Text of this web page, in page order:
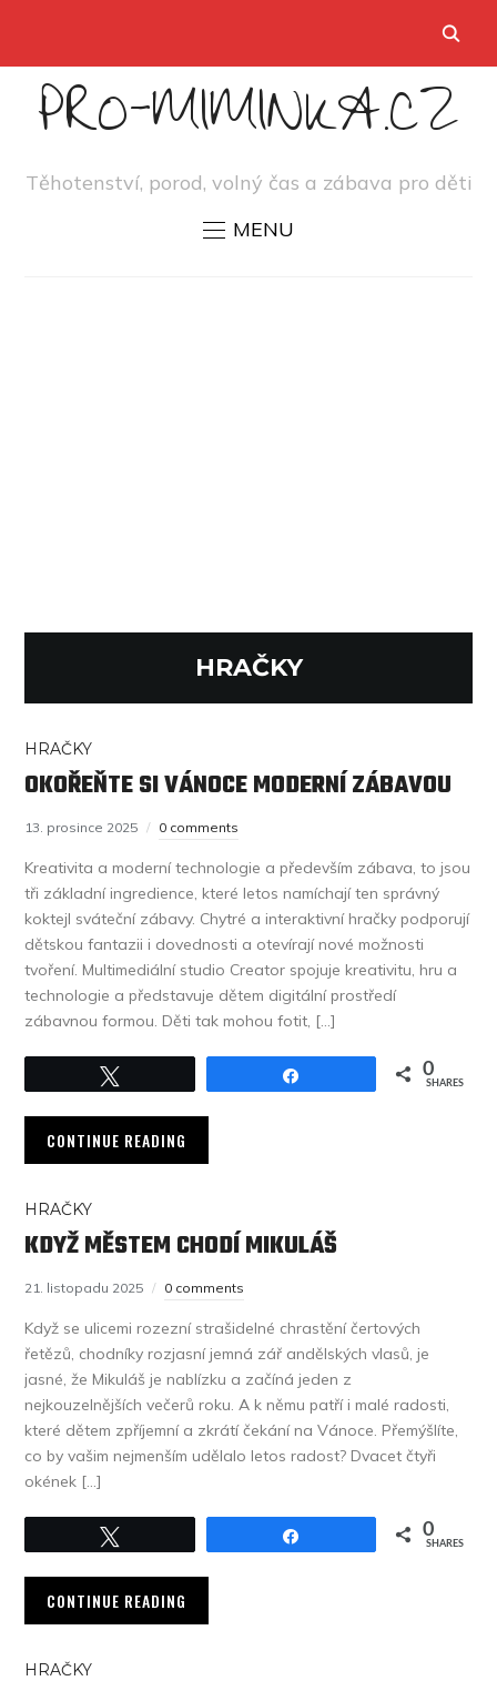
PRO-MIMINKA.CZ
Těhotenství, porod, volný čas a zábava pro děti
MENU
HRAČKY
HRAČKY
OKOŘEŇTE SI VÁNOCE MODERNÍ ZÁBAVOU
13. prosince 2025 0 comments
Kreativita a moderní technologie a především zábava, to jsou
tři základní ingredience, které letos namíchají ten správný
koktejl sváteční zábavy. Chytré a interaktivní hračky podporují
dětskou fantazii i dovednosti a otevírají nové možnosti
tvoření. Multimediální studio Creator spojuje kreativitu, hru a
technologie a představuje dětem digitální prostředí
zábavnou formou. Děti tak mohou fotit, […]
0
SHARES
CONTINUE READING
HRAČKY
KDYŽ MĚSTEM CHODÍ MIKULÁŠ
21. listopadu 2025 0 comments
Když se ulicemi rozezní strašidelné chrastění čertových
řetězů, chodníky rozjasní jemná zář andělských vlasů, je
jasné, že Mikuláš je nablízku a začíná jeden z
nejkouzelnějších večerů roku. A k němu patří i malé radosti,
které dětem zpříjemní a zkrátí čekání na Vánoce. Přemýšlíte,
co by vašim nejmenším udělalo letos radost? Dvacet čtyři
okének […]
0
SHARES
CONTINUE READING
HRAČKY